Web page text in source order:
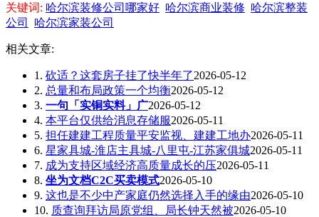
关键词: 哈尔滨装修公司哪家好 哈尔滨商业装修 哈尔滨整装
公司
哈尔滨家装公司
相关文章:
1. 砍适？这套房子挂了快半年了2026-05-12
2. 总量和布局政策一个均衡2026-05-12
3. 一句「实铜实料」广2026-05-12
4. 本平台仅供给消息存储服2026-05-11
5. 担任建建工程质量平安监视、建建工地办2026-05-11
6. 星家具城-淮店主具城-八里屯-江苏家俱城2026-05-11
7. 成为支持区域经济高质量成长的压2026-05-11
8. 坐为文档C2C买卖模式2026-05-10
9. 这也是不少中产家庭仍然选择入手的缘由2026-05-10
10. 质查询拜访局原党组、局长钟天然被2026-05-10